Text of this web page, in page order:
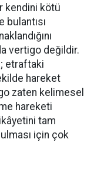
kendini kötü
vertigo değildir.
etraftaki
hareket
zaten kelimesel
hareketi
tam
için çok